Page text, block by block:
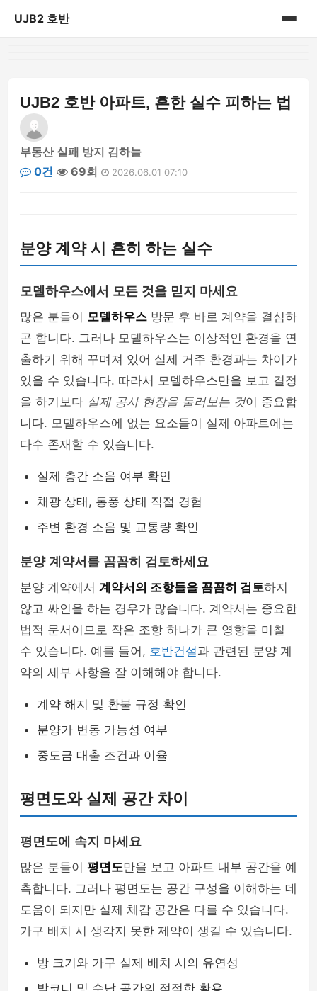
UJB2 호반
UJB2 호반 아파트, 흔한 실수 피하는 법
부동산 실패 방지 김하늘
0건
69회 2026.06.01 07:10
분양 계약 시 흔히 하는 실수
모델하우스에서 모든 것을 믿지 마세요
많은 분들이 모델하우스 방문 후 바로 계약을 결심하
곤 합니다. 그러나 모델하우스는 이상적인 환경을 연
출하기 위해 꾸며져 있어 실제 거주 환경과는 차이가
있을 수 있습니다. 따라서 모델하우스만을 보고 결정
을 하기보다 실제 공사 현장을 둘러보는 것이 중요합
니다. 모델하우스에 없는 요소들이 실제 아파트에는
다수 존재할 수 있습니다.
실제 층간 소음 여부 확인
채광 상태, 통풍 상태 직접 경험
주변 환경 소음 및 교통량 확인
분양 계약서를 꼼꼼히 검토하세요
분양 계약에서 계약서의 조항들을 꼼꼼히 검토하지
않고 싸인을 하는 경우가 많습니다. 계약서는 중요한
법적 문서이므로 작은 조항 하나가 큰 영향을 미칠
수 있습니다. 예를 들어, 호반건설 과 관련된 분양 계
약의 세부 사항을 잘 이해해야 합니다.
계약 해지 및 환불 규정 확인
분양가 변동 가능성 여부
중도금 대출 조건과 이율
평면도와 실제 공간 차이
평면도에 속지 마세요
많은 분들이 평면도만을 보고 아파트 내부 공간을 예
측합니다. 그러나 평면도는 공간 구성을 이해하는 데
도움이 되지만 실제 체감 공간은 다를 수 있습니다.
가구 배치 시 생각지 못한 제약이 생길 수 있습니다.
방 크기와 가구 실제 배치 시의 유연성
발코니 및 수납 공간의 적절한 활용